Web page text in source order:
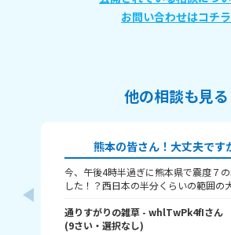
お問い合わせはコチラ
他の相談も見る
熊本の皆さん！大丈夫です
今、午後4時半過ぎに熊本県で震度７
した！？西日本の半分くらいの範囲の
な！？
通りすがりの雑草 - whlTwPk4fIさん
(9さい・ 選択なし)